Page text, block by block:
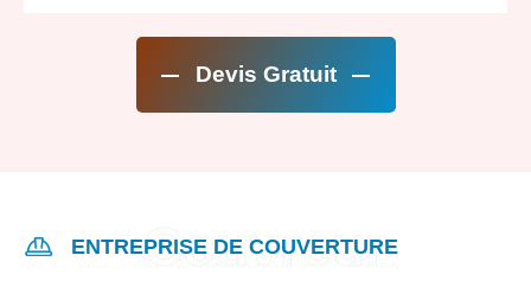
Devis Gratuit
ENTREPRISE DE COUVERTURE